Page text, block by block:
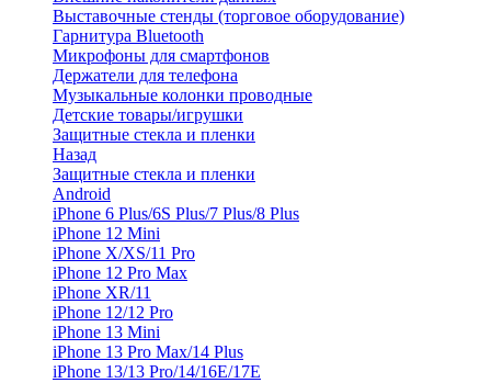
Выставочные стенды (торговое оборудование)
Гарнитура Bluetooth
Микрофоны для смартфонов
Держатели для телефона
Музыкальные колонки проводные
Детские товары/игрушки
Защитные стекла и пленки
Назад
Защитные стекла и пленки
Android
iPhone 6 Plus/6S Plus/7 Plus/8 Plus
iPhone 12 Mini
iPhone X/XS/11 Pro
iPhone 12 Pro Max
iPhone XR/11
iPhone 12/12 Pro
iPhone 13 Mini
iPhone 13 Pro Max/14 Plus
iPhone 13/13 Pro/14/16E/17E